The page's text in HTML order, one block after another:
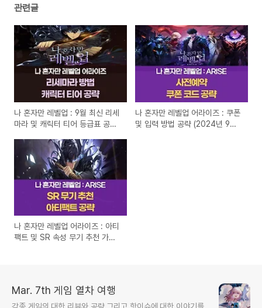
관련글
나 혼자만 레벨업 : 9월 최신 리세
마라 및 캐릭터 티어 등급표 공략
나 혼자만 레벨업 어라이즈 : 쿠폰
및 입력 방법 공략 (2024년 9월
나 혼자만 레벨업 어라이즈 : 아티
팩트 및 SR 속성 무기 추천 가이
Mar. 7th 게임 열차 여행